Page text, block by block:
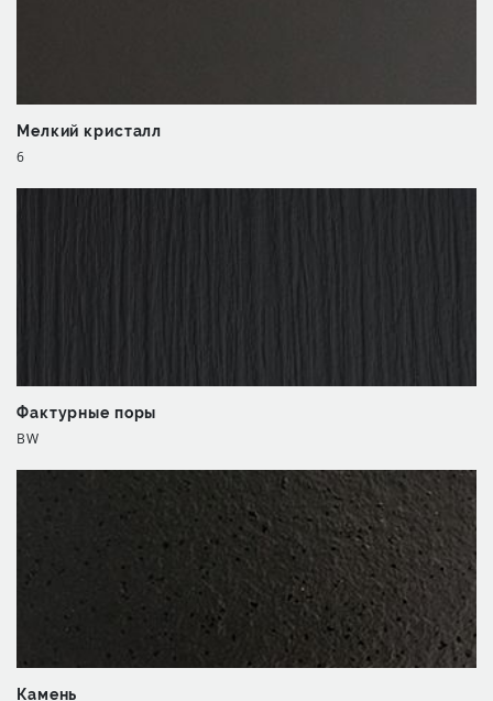
Мелкий кристалл
6
Фактурные поры
BW
Камень